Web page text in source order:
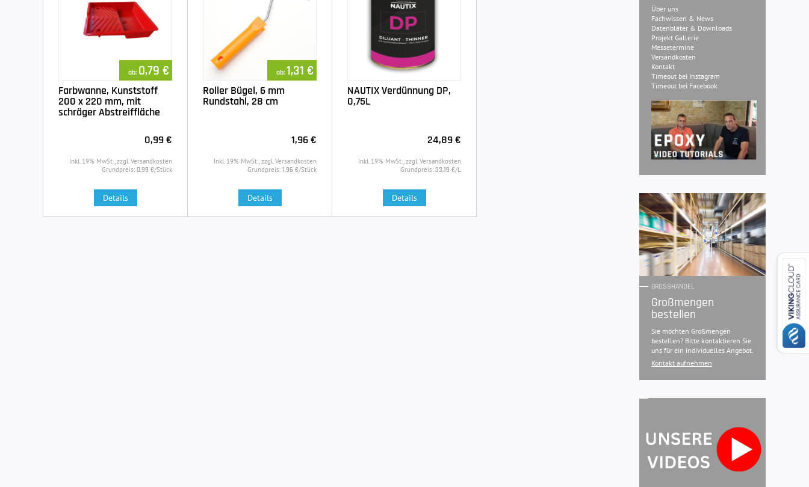
ab: 0,79 €
Farbwanne, Kunststoff
200 x 220 mm, mit
schräger Abstreiffläche
0,99 €
Inkl. 19% MwSt., zzgl. Versandkosten
Grundpreis: 0,99 €/Stück
Details
ab: 1,31 €
Roller Bügel, 6 mm
Rundstahl, 28 cm
1,96 €
Inkl. 19% MwSt., zzgl. Versandkosten
Grundpreis: 1,96 €/Stück
Details
NAUTIX Verdünnung DP,
0,75L
24,89 €
Inkl. 19% MwSt., zzgl. Versandkosten
Grundpreis: 33,19 €/L
Details
Über uns
Fachwissen & News
Datenbläter & Downloads
Projekt Gallerie
Messetermine
Versandkosten
Kontakt
Timeout bei Instagram
Timeout bei Facebook
GROSSHANDEL
Großmengen
bestellen
Sie möchten Großmengen
bestellen? Bitte kontaktieren Sie
uns für ein individuelles Angebot.
Kontakt aufnehmen